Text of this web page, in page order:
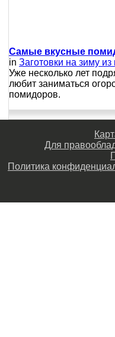
Самые вкусные
in Заготовки на зиму
Уже несколько лет
любит заниматься
помидоров.
Для
Политика